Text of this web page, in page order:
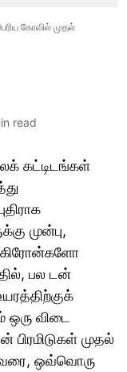
கோவில் முதல்
read
கட்டிடங்கள்
முன்பு,
பல டன்
விடை
பிரமிடுகள் முதல்
வரை, ஒவ்வொரு